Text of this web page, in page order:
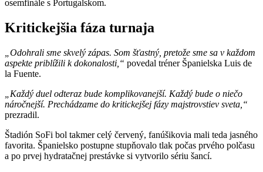
osemfinále s Portugalskom.
Kritickejšia fáza turnaja
„Odohrali sme skvelý zápas. Som šťastný, pretože sme sa v každom
aspekte priblížili k dokonalosti,“ povedal tréner Španielska Luis de
la Fuente.
„Každý duel odteraz bude komplikovanejší. Každý bude o niečo
náročnejší. Prechádzame do kritickejšej fázy majstrovstiev sveta,“
prezradil.
Štadión SoFi bol takmer celý červený, fanúšikovia mali teda jasného
favorita. Španielsko postupne stupňovalo tlak počas prvého polčasu
a po prvej hydratačnej prestávke si vytvorilo sériu šancí.